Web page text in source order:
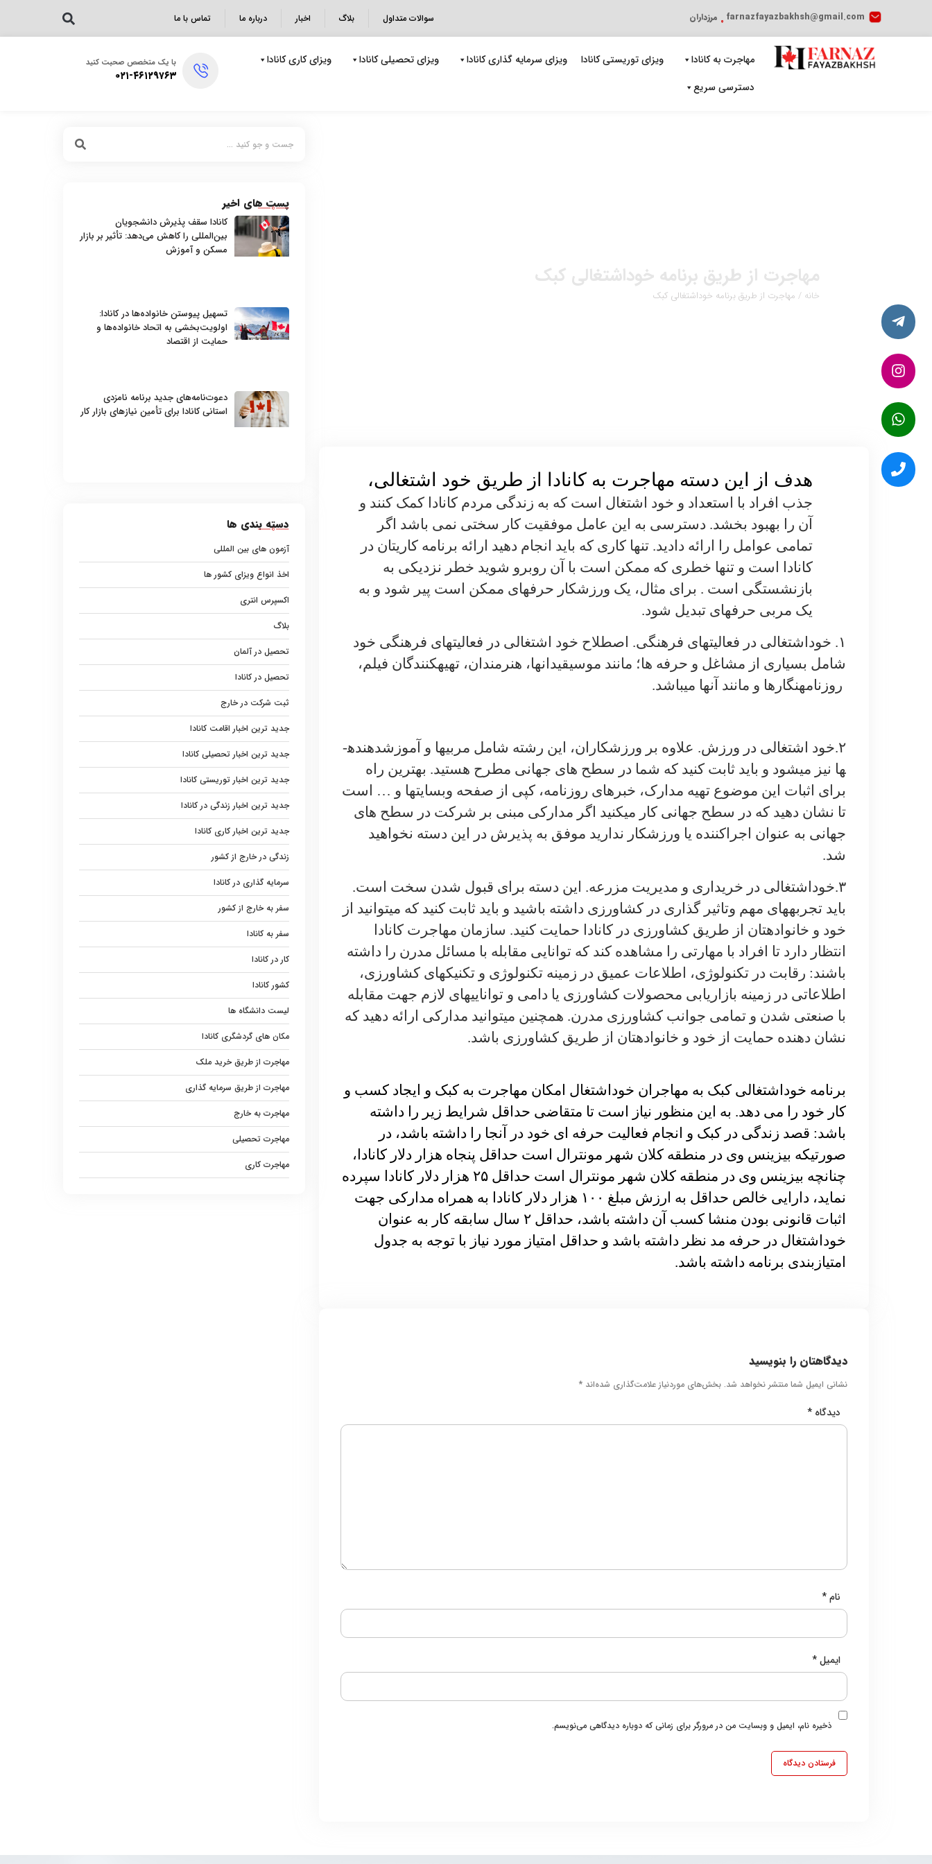
farnazfayazbakhsh@gmail.com مرزداران سوالات متداول بلاگ اخبار درباره ما تماس با ما
مهاجرت به کانادا ویزای توریستی کانادا ویزای سرمایه گذاری کانادا ویزای تحصیلی کانادا
ویزای کاری کانادا
دسترسی سریع
با یک متخصص صحبت کنید
۰۲۱-۴۶۱۲۹۷۶۳
مهاجرت از طریق برنامه خوداشتغالی کبک
خانه / مهاجرت از طریق برنامه خوداشتغالی کبک
هدف از این دسته مهاجرت به کانادا از طریق خود اشتغالی،
جذب افراد با استعداد و خود اشتغال است که به زندگی مردم کانادا کمک کنند و
آن را بهبود بخشد. دسترسی به این عامل موفقیت کار سختی نمی باشد اگر
تمامی عوامل را ارائه دادید. تنها کاری که باید انجام دهید ارائه برنامه کاری­تان در
کانادا است و تنها خطری که ممکن است با آن روبرو شوید خطر نزدیکی به
بازنشستگی است . برای مثال، یک ورزشکار حرفه­ای ممکن است پیر شود و به
یک مربی حرفه­ای تبدیل شود.
۱. خوداشتغالی در فعالیت­های فرهنگی
. اصطلاح خود اشتغالی در فعالیت­های فرهنگی خود
شامل بسیاری از مشاغل و حرفه­ ها؛ مانند موسیقی­دان­ها، هنرمندان، تهیه­کنندگان فیلم،
روزنامه­نگارها و مانند آنها می­باشد.
۲.خود اشتغالی در ورزش .علاوه بر ورزشکاران، این رشته شامل مربی­ها و آموزش­دهنده­
ها نیز می­شود و باید ثابت کنید که شما در سطح های جهانی مطرح هستید. بهترین راه
برای اثبات این موضوع تهیه مدارک، خبرهای روزنامه، کپی از صفحه وب­سایت­ها و … است
تا نشان دهید که در سطح جهانی کار می­کنید اگر مدارکی مبنی بر شرکت در سطح های
جهانی به عنوان اجراکننده یا ورزشکار ندارید موفق به پذیرش در این دسته نخواهید
شد.
۳.خوداشتغالی در خریداری و مدیریت مزرعه
. این دسته برای قبول شدن سخت است.
باید تجربه­های مهم وتاثیر گذاری در کشاورزی داشته باشید و باید ثابت کنید که می­توانید از
خود و خانواده­تان از طریق کشاورزی در کانادا حمایت کنید. سازمان مهاجرت کانادا
انتظار دارد تا افراد با مهارتی را مشاهده کند که توانایی مقابله با مسائل مدرن را داشته
باشند: رقابت در تکنولوژی، اطلاعات عمیق در زمینه تکنولوژی و تکنیک­های کشاورزی،
اطلاعاتی در زمینه بازاریابی محصولات کشاورزی یا دامی و توانایی­های لازم جهت مقابله
با صنعتی شدن و تمامی جوانب کشاورزی مدرن. همچنین می­توانید مدارکی ارائه دهید که
نشان دهنده حمایت از خود و خانواده­تان از طریق کشاورزی باشد.
برنامه خوداشتغالی کبک به مهاجران خوداشتغال امکان مهاجرت به کبک و ایجاد کسب و
کار خود را می دهد. به این منظور نیاز است تا متقاضی حداقل شرایط زیر را داشته
باشد: قصد زندگی در کبک و انجام فعالیت حرفه ای خود در آنجا را داشته باشد، در
صورتیکه بیزینس وی در منطقه کلان شهر مونترال است حداقل پنجاه هزار دلار کانادا،
چنانچه بیزینس وی در منطقه کلان شهر مونترال است حداقل ۲۵ هزار دلار کانادا سپرده
نماید، دارایی خالص حداقل به ارزش مبلغ ۱۰۰ هزار دلار کانادا به همراه مدارکی جهت
اثبات قانونی بودن منشا کسب آن داشته باشد، حداقل ۲ سال سابقه کار به عنوان
خوداشتغال در حرفه مد نظر داشته باشد و حداقل امتیاز مورد نیاز با توجه به جدول
امتیازبندی برنامه داشته باشد.
دیدگاهتان را بنویسید
نشانی ایمیل شما منتشر نخواهد شد. بخش‌های موردنیاز علامت‌گذاری شده‌اند *
دیدگاه *
نام*
ایمیل*
ذخیره نام، ایمیل و وبسایت من در مرورگر برای زمانی که دوباره دیدگاهی می‌نویسم.
پست های اخیر
کانادا سقف پذیرش دانشجویان
بین‌المللی را کاهش می‌دهد: تأثیر بر بازار
مسکن و آموزش
تسهیل پیوستن خانواده‌ها در کانادا:
اولویت‌بخشی به اتحاد خانواده‌ها و
حمایت از اقتصاد
دعوت‌نامه‌های جدید برنامه نامزدی
استانی کانادا برای تأمین نیازهای بازار کار
دسته بندی ها
آزمون های بین المللی
اخذ انواع ویزای کشور ها
اکسپرس انتری
بلاگ
تحصیل در آلمان
تحصیل در کانادا
ثبت شرکت در خارج
جدید ترین اخبار اقامت کانادا
جدید ترین اخبار تحصیلی کانادا
جدید ترین اخبار توریستی کانادا
جدید ترین اخبار زندگی در کانادا
جدید ترین اخبار کاری کانادا
زندگی در خارج از کشور
سرمایه گذاری در کانادا
سفر به خارج از کشور
سفر به کانادا
کار در کانادا
کشور کانادا
لیست دانشگاه ها
مکان های گردشگری کانادا
مهاجرت از طریق خرید ملک
مهاجرت از طریق سرمایه گذاری
مهاجرت به خارج
مهاجرت تحصیلی
مهاجرت کاری